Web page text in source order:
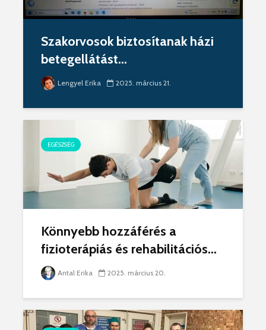
Szakorvosok biztosítanak házi
betegellátást...
Lengyel Erika 2025. március 21.
EGÉSZSÉG
Könnyebb hozzáférés a
fizioterápiás és rehabilitációs...
Antal Erika 2025. március 20.